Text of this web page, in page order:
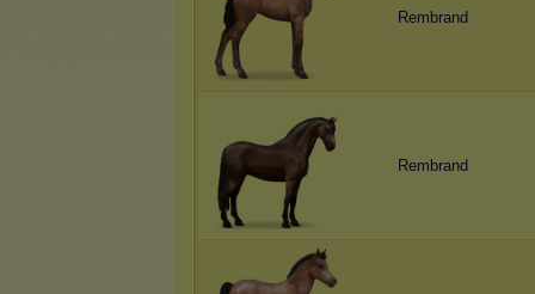
Rembrand
Rembrand